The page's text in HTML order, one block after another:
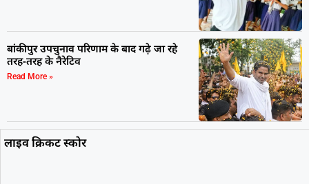
बांकीपुर उपचुनाव परिणाम के बाद गढ़े जा रहे
तरह-तरह के नैरेटिव
Read More »
लाइव क्रिकट स्कोर